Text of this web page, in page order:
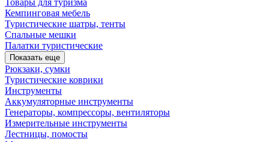
Товары для туризма
Кемпинговая мебель
Туристические шатры, тенты
Спальные мешки
Палатки туристические
Показать еще
Рюкзаки, сумки
Туристические коврики
Инструменты
Аккумуляторные инструменты
Генераторы, компрессоры, вентиляторы
Измерительные инструменты
Лестницы, помосты